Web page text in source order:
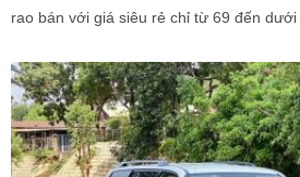
rao bán với giá siêu rẻ chỉ từ 69 đến